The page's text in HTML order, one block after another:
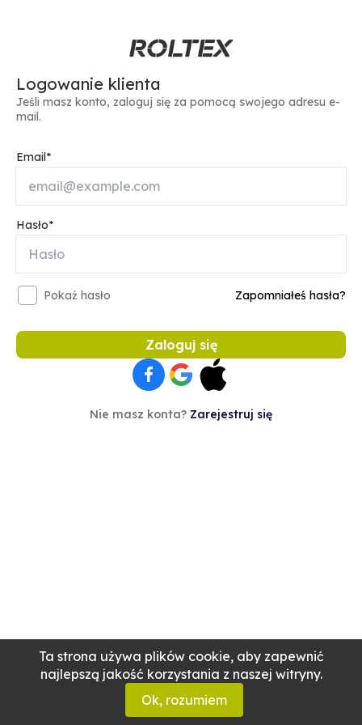
Ta strona używa plików cookie, aby zapewnić
najlepszą jakość korzystania z naszej witryny.
Ok, rozumiem
Logowanie klienta
Jeśli masz konto, zaloguj się za pomocą swojego adresu e-
mail.
Email
Hasło
Pokaż hasło Zapomniałeś hasła?
Zaloguj się
Nie masz konta? Zarejestruj się